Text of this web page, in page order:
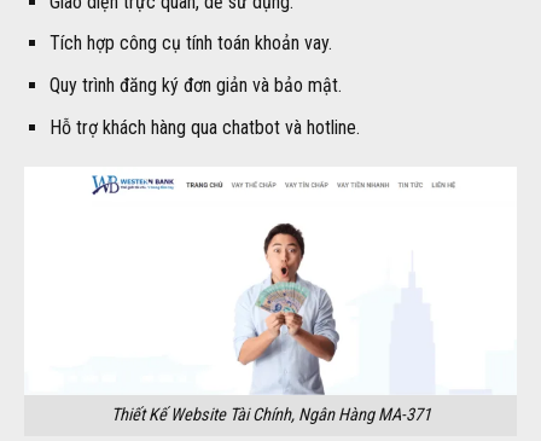
Tích hợp công cụ tính toán khoản vay.
Quy trình đăng ký đơn giản và bảo mật.
Hỗ trợ khách hàng qua chatbot và hotline.
Thiết Kế Website Tài Chính, Ngân Hàng MA-371